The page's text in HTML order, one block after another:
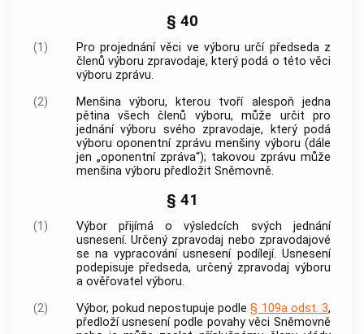
§ 40
(1)
Pro projednání věci ve výboru určí předseda z
členů výboru zpravodaje, který podá o této věci
výboru zprávu.
(2)
Menšina výboru, kterou tvoří alespoň jedna
pětina všech členů výboru, může určit pro
jednání výboru svého zpravodaje, který podá
výboru oponentní zprávu menšiny výboru (dále
jen „oponentní zpráva“); takovou zprávu může
menšina výboru předložit Sněmovně.
§ 41
(1)
Výbor přijímá o výsledcích svých jednání
usnesení. Určený zpravodaj nebo zpravodajové
se na vypracování usnesení podílejí. Usnesení
podepisuje předseda, určený zpravodaj výboru
a ověřovatel výboru.
(2)
Výbor, pokud nepostupuje podle§ 109a odst. 3,
předloží usnesení podle povahy věci Sněmovně